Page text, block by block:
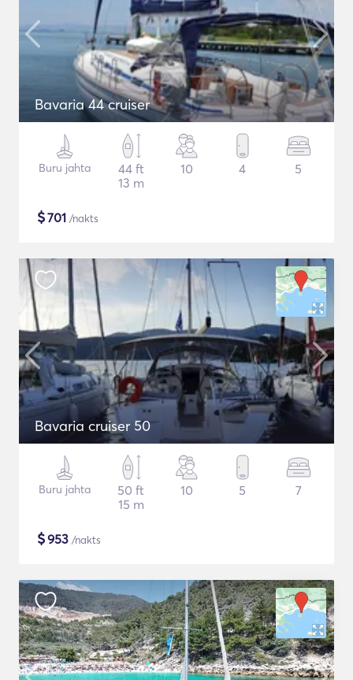
Bavaria 44 cruiser
Buru jahta
44 ft
13 m
10 4 5
$701 /nakts
Bavaria cruiser 50
Buru jahta
50 ft
15 m
10 5 7
$953 /nakts